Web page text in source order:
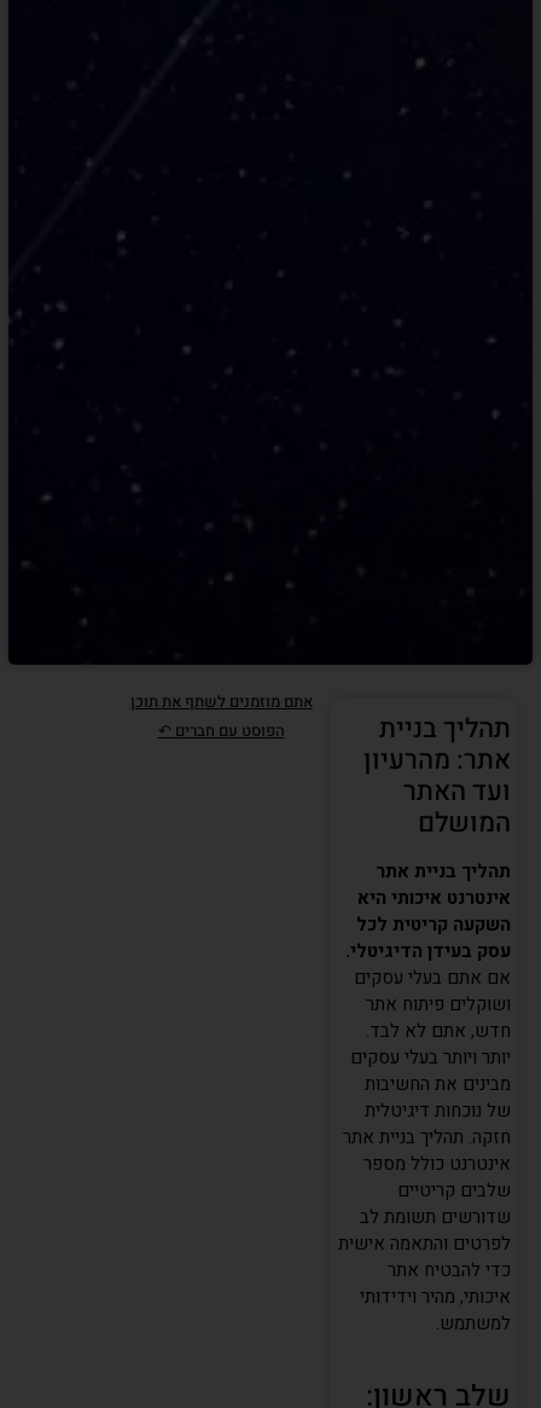
תהליך בניית
אתר: מהרעיון
ועד האתר
המושלם
תהליך בניית אתר
אינטרנט איכותי היא
השקעה קריטית לכל
עסק בעידן הדיגיטלי.
אם אתם בעלי עסקים
ושוקלים פיתוח אתר
חדש, אתם לא לבד.
יותר ויותר בעלי עסקים
מבינים את החשיבות
של נוכחות דיגיטלית
חזקה. תהליך בניית אתר
אינטרנט כולל מספר
שלבים קריטיים
שדורשים תשומת לב
לפרטים והתאמה אישית
כדי להבטיח אתר
איכותי, מהיר וידידותי
למשתמש.
שלב ראשון:
אתם מוזמנים לשתף את תוכן
הפוסט עם חברים ↶